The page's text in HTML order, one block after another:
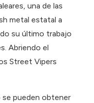
una de las
metal estatal a
su último trabajo
Abriendo el
Street Vipers
se pueden obtener